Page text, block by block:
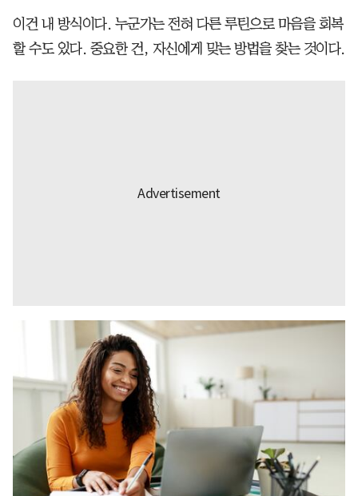
이건 내 방식이다. 누군가는 전혀 다른 루틴으로 마음을 회복
할 수도 있다. 중요한 건, 자신에게 맞는 방법을 찾는 것이다.